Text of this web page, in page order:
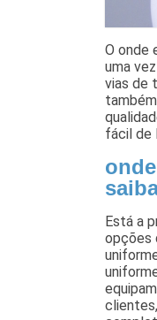
O onde
uma
vias de
fácil de
Está a
opções